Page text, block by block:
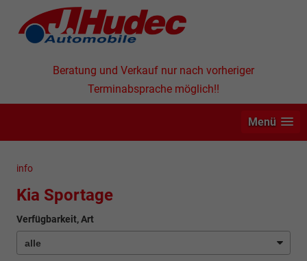
Beratung und Verkauf nur nach vorheriger
Terminabsprache möglich!!
Menü
info
Kia Sportage
Verfügbarkeit, Art